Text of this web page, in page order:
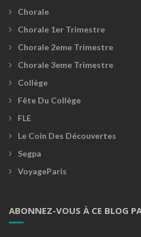
Chorale
Chorale 1er Trimestre
Chorale 2eme Trimestre
Chorale 3eme Trimestre
Collège
Fête Du Collège
FLE
Le Coin Des Découvertes
Segpa
VoyageParis
ABONNEZ-VOUS À CE BLOG